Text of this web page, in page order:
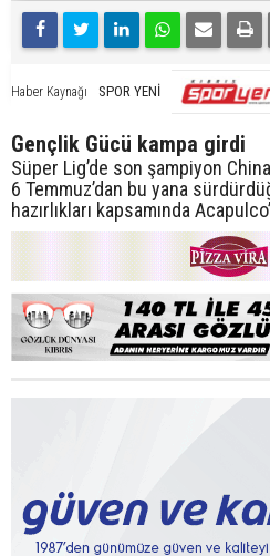
Haber Kaynağı SPOR YENİ
Gençlik Gücü kampa girdi
Süper Lig’de son şampiyon
6 Temmuz’dan bu yana
hazırlıkları kapsamında